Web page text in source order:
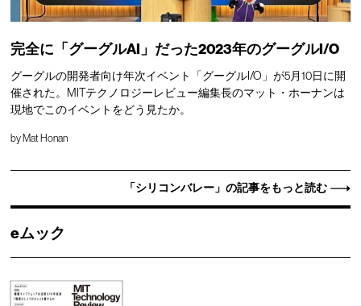
完全に「グーグルAI」だった2023年のグーグルI/O
グーグルの開発者向け年次イベント「グーグルI/O」が5月10日に開
催された。MITテクノロジーレビュー編集長のマット・ホーナンは
現地でこのイベントをどう見たか。
byMat Honan
「シリコンバレー」の記事をもっと読む
eムック